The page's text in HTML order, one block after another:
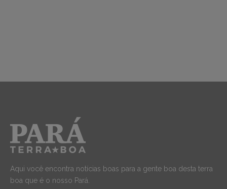
Aqui você encontra notícias boas para a gente boa desta terra
boa que é o nosso Pará.